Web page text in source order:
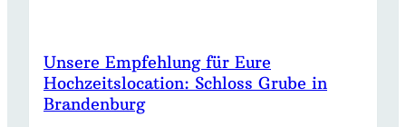
Unsere Empfehlung für Eure
Hochzeitslocation: Schloss Grube in
Brandenburg